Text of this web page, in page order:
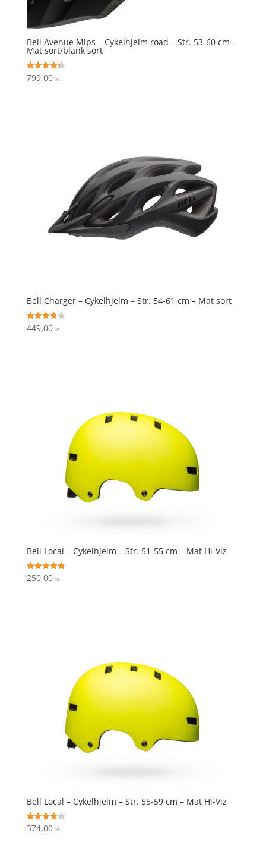
Bell Avenue Mips – Cykelhjelm road – Str. 53-60 cm –
Mat sort/blank sort
Vurderet
4.3
799,00 kr.
Bell Charger – Cykelhjelm – Str. 54-61 cm – Mat sort
Vurderet
3.8
449,00 kr.
Bell Local – Cykelhjelm – Str. 51-55 cm – Mat Hi-Viz
Vurderet
4.9
250,00 kr.
Bell Local – Cykelhjelm – Str. 55-59 cm – Mat Hi-Viz
Vurderet
4.1
374,00 kr.